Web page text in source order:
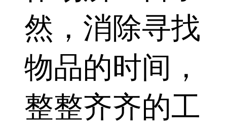
然，消除寻找
物品的时间，
整整齐齐的工